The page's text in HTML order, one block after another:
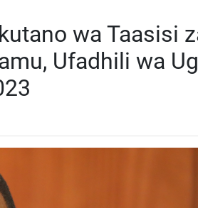
wa Taasisi
Ufadhili wa